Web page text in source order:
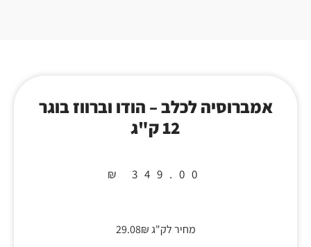
אמברוסיה לכלב – הודו וברווז בוגר
12 ק"ג
₪ 349.00
מחיר לק"ג 29.08₪